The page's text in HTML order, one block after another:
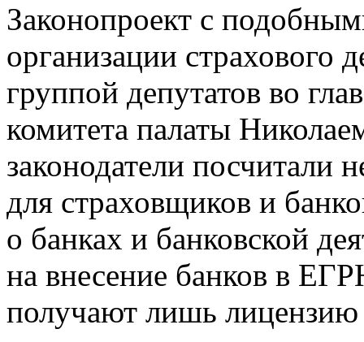
Законопроект с
организации страхового
группой депутатов во
комитета палаты
законодатели посчитали
для страховщиков и
о банках и банковской
на внесение банков в
получают лишь лицензию